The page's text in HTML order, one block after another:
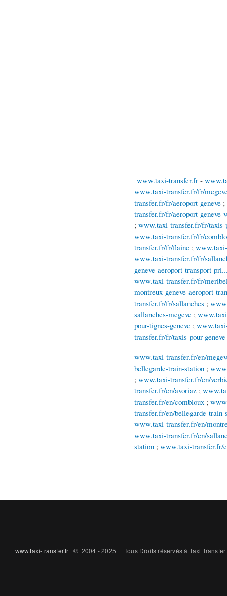
www.taxi-transfer.fr -
www.taxi-transfer.fr/fr/
transfer.fr/fr/aeroport-geneve ;
transfer.fr/fr/aeroport-geneve-
; www.taxi-transfer.fr/fr/taxis-
www.taxi-transfer.fr/fr/
transfer.fr/fr/flaine ;
www.taxi-transfer.fr/fr/
geneve-aeroport-transport-
www.taxi-transfer.fr/fr/
montreux-geneve-aeroport-
transfer.fr/fr/sallanches ;
sallanches-megeve ;
pour-tignes-geneve ;
transfer.fr/fr/taxis-pour-
www.taxi-transfer.fr/en/
bellegarde-train-station ;
; www.taxi-transfer.fr/en/
transfer.fr/en/avoriaz ;
transfer.fr/en/combloux ;
transfer.fr/en/bellegarde-train-
www.taxi-transfer.fr/en/
www.taxi-transfer.fr/en/
station ; www.taxi-transfer.fr/
www.taxi-transfer.fr © 2004 - 2025 | Tous Droits ré́servés à Taxi